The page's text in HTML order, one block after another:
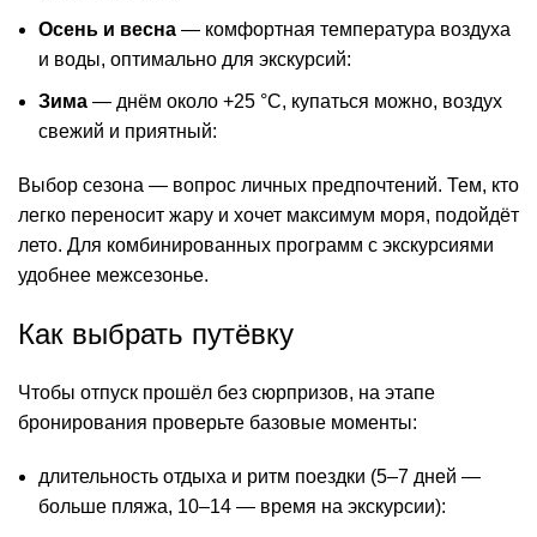
Осень и весна — комфортная температура воздуха
и воды, оптимально для экскурсий:
Зима — днём около +25 °C, купаться можно, воздух
свежий и приятный:
Выбор сезона — вопрос личных предпочтений. Тем, кто
легко переносит жару и хочет максимум моря, подойдёт
лето. Для комбинированных программ с экскурсиями
удобнее межсезонье.
Как выбрать путёвку
Чтобы отпуск прошёл без сюрпризов, на этапе
бронирования проверьте базовые моменты:
длительность отдыха и ритм поездки (5–7 дней —
больше пляжа, 10–14 — время на экскурсии):